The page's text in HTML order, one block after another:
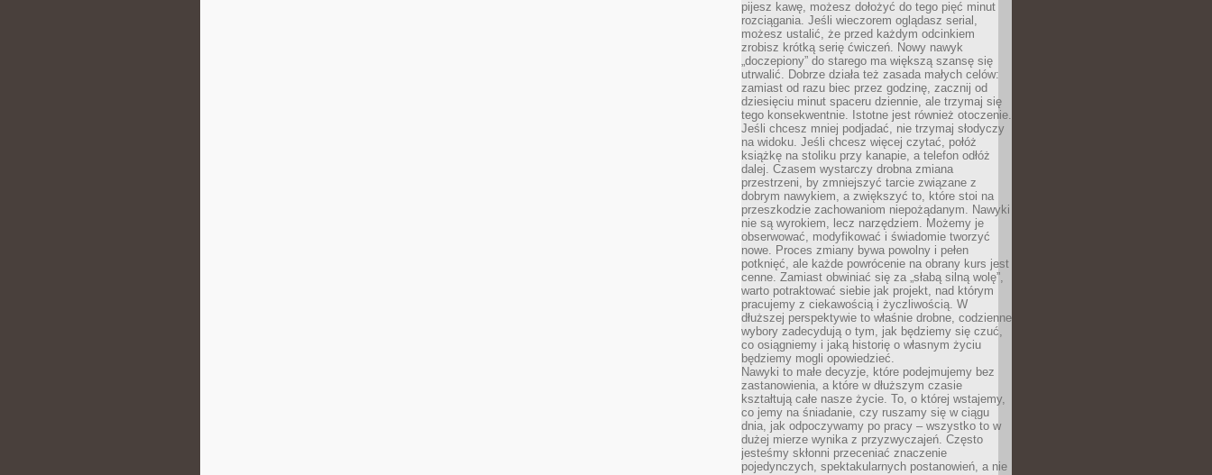
pijesz kawę, możesz dołożyć do tego pięć minut
rozciągania. Jeśli wieczorem oglądasz serial,
możesz ustalić, że przed każdym odcinkiem
zrobisz krótką serię ćwiczeń. Nowy nawyk
„doczepiony” do starego ma większą szansę się
utrwalić. Dobrze działa też zasada małych celów:
zamiast od razu biec przez godzinę, zacznij od
dziesięciu minut spaceru dziennie, ale trzymaj się
tego konsekwentnie. Istotne jest również otoczenie.
Jeśli chcesz mniej podjadać, nie trzymaj słodyczy
na widoku. Jeśli chcesz więcej czytać, połóż
książkę na stoliku przy kanapie, a telefon odłóż
dalej. Czasem wystarczy drobna zmiana
przestrzeni, by zmniejszyć tarcie związane z
dobrym nawykiem, a zwiększyć to, które stoi na
przeszkodzie zachowaniom niepożądanym. Nawyki
nie są wyrokiem, lecz narzędziem. Możemy je
obserwować, modyfikować i świadomie tworzyć
nowe. Proces zmiany bywa powolny i pełen
potknięć, ale każde powrócenie na obrany kurs jest
cenne. Zamiast obwiniać się za „słabą silną wolę”,
warto potraktować siebie jak projekt, nad którym
pracujemy z ciekawością i życzliwością. W
dłuższej perspektywie to właśnie drobne, codzienne
wybory zadecydują o tym, jak będziemy się czuć,
co osiągniemy i jaką historię o własnym życiu
będziemy mogli opowiedzieć.
Nawyki to małe decyzje, które podejmujemy bez
zastanowienia, a które w dłuższym czasie
kształtują całe nasze życie. To, o której wstajemy,
co jemy na śniadanie, czy ruszamy się w ciągu
dnia, jak odpoczywamy po pracy – wszystko to w
dużej mierze wynika z przyzwyczajeń. Często
jesteśmy skłonni przeceniać znaczenie
pojedynczych, spektakularnych postanowień, a nie